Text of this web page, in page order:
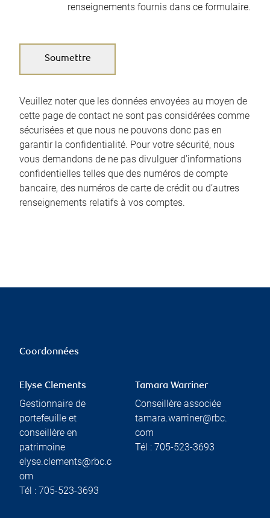
renseignements fournis dans ce formulaire.
Veuillez noter que les données envoyées au moyen de
cette page de contact ne sont pas considérées comme
sécurisées et que nous ne pouvons donc pas en
garantir la confidentialité. Pour votre sécurité, nous
vous demandons de ne pas divulguer d’informations
confidentielles telles que des numéros de compte
bancaire, des numéros de carte de crédit ou d’autres
renseignements relatifs à vos comptes.
Coordonnées
Elyse Clements
Gestionnaire de
portefeuille et
conseillère en
patrimoine
elyse.clements@rbc.c
om
Tél : 705-523-3693
Tamara Warriner
Conseillère associée
tamara.warriner@rbc.
com
Tél : 705-523-3693